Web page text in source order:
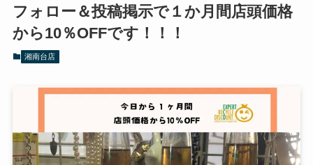
フォロー＆投稿掲示で１か月間店頭価格
から10％OFFです！！！
湘南台店